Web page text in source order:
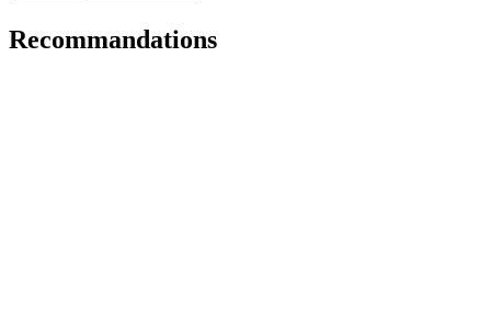
Recommandations